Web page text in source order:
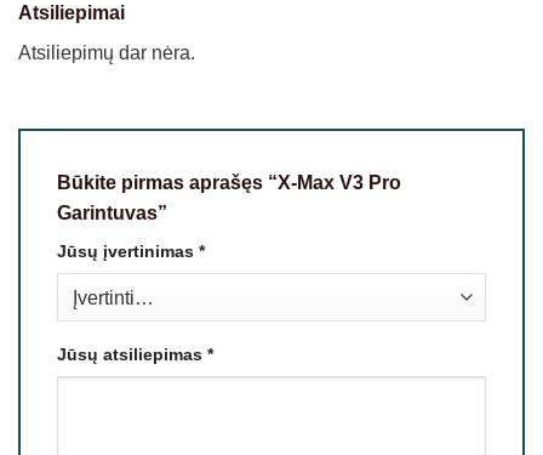
Atsiliepimai
Atsiliepimų dar nėra.
Būkite pirmas aprašęs “X-Max V3 Pro
Garintuvas”
Jūsų įvertinimas *
Jūsų atsiliepimas *